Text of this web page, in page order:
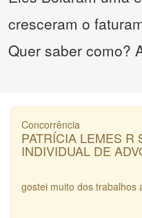
cresceram o
Quer saber como?
Concorrência
PATRÍCIA LEMES R
INDIVIDUAL DE
gostei muito dos trabalhos